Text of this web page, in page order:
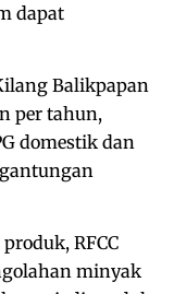
dapat
Balikpapan
per tahun,
domestik dan
RFCC
minyak